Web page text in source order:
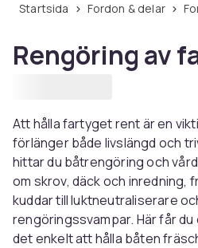
Startsida Fordon & delar
Rengöring av
Att hålla fartyget rent är en
förlänger både livslängd och
hittar du båtrengöring och
om skrov, däck och inredning,
kuddar till luktneutraliserare
rengöringssvampar. Här får
det enkelt att hålla båten